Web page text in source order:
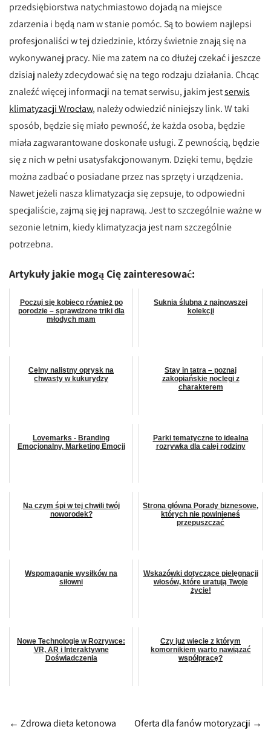
przedsiębiorstwa natychmiastowo dojadą na miejsce
zdarzenia i będą nam w stanie pomóc. Są to bowiem najlepsi
profesjonaliści w tej dziedzinie, którzy świetnie znają się na
wykonywanej pracy. Nie ma zatem na co dłużej czekać i jeszcze
dzisiaj należy zdecydować się na tego rodzaju działania. Chcąc
znaleźć więcej informacji na temat serwisu, jakim jestserwis
klimatyzacji Wrocław, należy odwiedzić niniejszy link. W taki
sposób, będzie się miało pewność, że każda osoba, będzie
miała zagwarantowane doskonałe usługi. Z pewnością, będzie
się z nich w pełni usatysfakcjonowanym. Dzięki temu, będzie
można zadbać o posiadane przez nas sprzęty i urządzenia.
Nawet jeżeli nasza klimatyzacja się zepsuje, to odpowiedni
specjaliście, zajmą się jej naprawą. Jest to szczególnie ważne w
sezonie letnim, kiedy klimatyzacja jest nam szczególnie
potrzebna.
Artykuły jakie mogą Cię zainteresować:
Poczuj się kobieco również po
porodzie – sprawdzone triki dla
młodych mam
Suknia ślubna z najnowszej
kolekcji
Celny nalistny oprysk na
chwasty w kukurydzy
Stay in tatra – poznaj
zakopiańskie noclegi z
charakterem
Lovemarks - Branding
Emocjonalny, Marketing Emocji
Parki tematyczne to idealna
rozrywka dla całej rodziny
Na czym śpi w tej chwili twój
noworodek?
Strona główna Porady biznesowe,
których nie powinieneś
przepuszczać
Wspomaganie wysiłków na
siłowni
Wskazówki dotyczące pielęgnacji
włosów, które uratują Twoje
życie!
Nowe Technologie w Rozrywce:
VR, AR i Interaktywne
Doświadczenia
Czy już wiecie z którym
komornikiem warto nawiązać
współpracę?
Post
← Zdrowa dieta ketonowa Oferta dla fanów motoryzacji →